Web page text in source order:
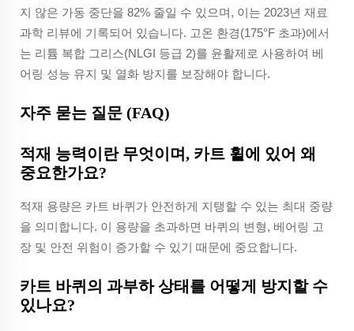
지 않은 가동 중단을 82% 줄일 수 있으며, 이는 2023년 재료
과학 리뷰에 기록되어 있습니다. 고온 환경(175°F 초과)에서
는 리튬 복합 그리스(NLGI 등급 2)를 윤활제로 사용하여 베
어링 성능 유지 및 열화 방지를 보장해야 합니다.
자주 묻는 질문 (FAQ)
적재 능력이란 무엇이며, 카트 휠에 있어 왜
중요한가요?
적재 용량은 카트 바퀴가 안전하게 지탱할 수 있는 최대 중량
을 의미합니다. 이 용량을 초과하면 바퀴의 변형, 베어링 고
장 및 안전 위험이 증가할 수 있기 때문에 중요합니다.
카트 바퀴의 과부하 상태를 어떻게 방지할 수
있나요?